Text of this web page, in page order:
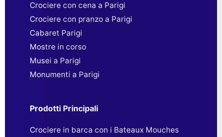
Crociere con cena a Parigi
Crociere con pranzo a Parigi
Cabaret Parigi
Mostre in corso
Musei a Parigi
Monumenti a Parigi
Prodotti Principali
Crociere in barca con i Bateaux Mouches